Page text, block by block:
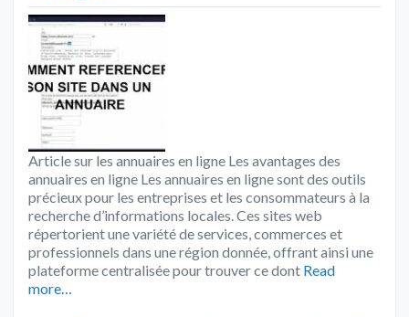
Article sur les annuaires en ligne Les avantages des
annuaires en ligne Les annuaires en ligne sont des outils
précieux pour les entreprises et les consommateurs à la
recherche d’informations locales. Ces sites web
répertorient une variété de services, commerces et
professionnels dans une région donnée, offrant ainsi une
plateforme centralisée pour trouver ce dont Read
more…